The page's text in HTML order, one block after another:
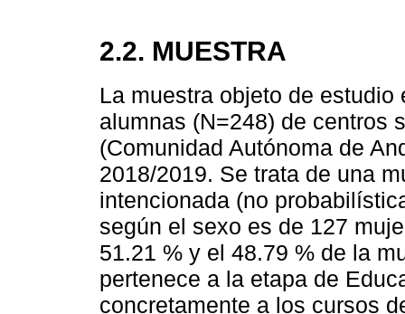
2.2. MUESTRA
La muestra objeto de
alumnas (N=248) de centros
(Comunidad Autónoma de
2018/2019. Se trata de una
intencionada (no
según el sexo es de 127
51.21 % y el 48.79 % de la
pertenece a la etapa de
concretamente a los cursos